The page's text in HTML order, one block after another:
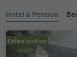
Hotel & Pension
Online buchbar